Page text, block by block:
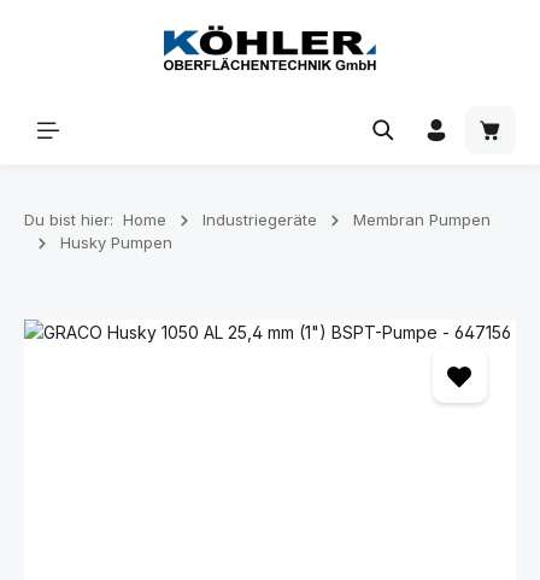
Zum Hauptinhalt springen
Du bist hier: Home Industriegeräte
Membran Pumpen
Husky Pumpen
Bildergalerie überspringen